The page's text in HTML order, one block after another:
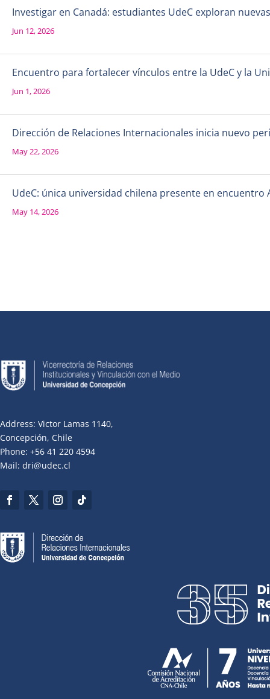
Investigar en Canadá: estudiantes UdeC exploran
Jun 12, 2026
Encuentro para fortalecer vínculos entre la UdeC y la
Jun 1, 2026
Dirección de Relaciones Internacionales inicia nuevo
May 22, 2026
UdeC: única universidad chilena presente en
May 14, 2026
Address: Victor Lamas 1140,
Concepción, Chile
Phone: +56 41 220 4594
Mail: dri@udec.cl